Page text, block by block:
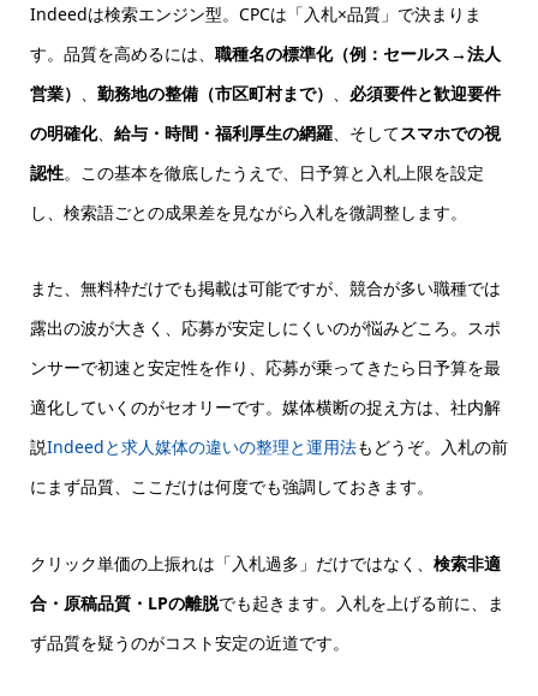
Indeedは検索エンジン型。CPCは「入札×品質」で決まりま
す。品質を高めるには、 職種名の標準化（例：セールス→法人
営業） 、 勤務地の整備（市区町村まで） 、 必須要件と歓迎要件
の明確化、 給与・時間・福利厚生の網羅、そしてスマホでの視
認性。この基本を徹底したうえで、日予算と入札上限を設定
し、 検索語ごとの成果差を見ながら入札を微調整します。
また、無料枠だけでも掲載は可能ですが、競合が多い職種では
露出の波が大きく、応募が安定しにくいのが悩みどころ。スポ
ンサーで初速と安定性を作り、応募が乗ってきたら日予算を最
適化していくのがセオリーです。媒体横断の捉え方は、社内解
説Indeedと求人媒体の違いの整理と運用法もどうぞ。入札の前
にまず品質、ここだけは何度でも強調しておきます。
クリック単価の上振れは「入札過多」だけではなく、 検索非適
合・原稿品質・LPの離脱でも起きます。入札を上げる前に、ま
ず品質を疑うのがコスト安定の近道です。